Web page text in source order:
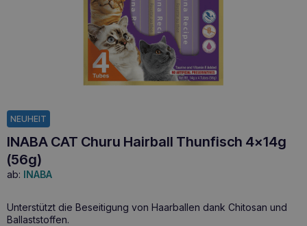
NEUHEIT
INABA CAT Churu Hairball Thunfisch 4x14g
(56g)
ab: INABA
Unterstützt die Beseitigung von Haarballen dank Chitosan und
Ballaststoffen.